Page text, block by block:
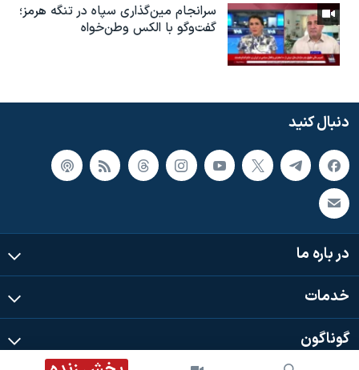
سرانجام مین‌گذاری‌ سپاه در تنگه هرمز؛
گفت‌وگو با الکس وطن‌خواه
دنبال کنید
در باره ما
خدمات
گوناگون